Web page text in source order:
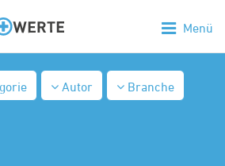
Menü
Autor Branche